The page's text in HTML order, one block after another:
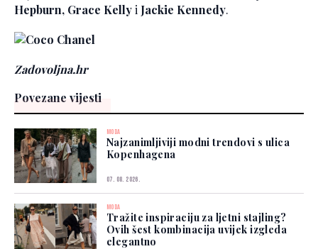
Hepburn, Grace Kellyi Jackie Kennedy.
Zadovoljna.hr
Povezane vijesti
MODA
Najzanimljiviji modni trendovi s ulica
Kopenhagena
07. 08. 2026.
MODA
Tražite inspiraciju za ljetni stajling?
Ovih šest kombinacija uvijek izgleda
elegantno